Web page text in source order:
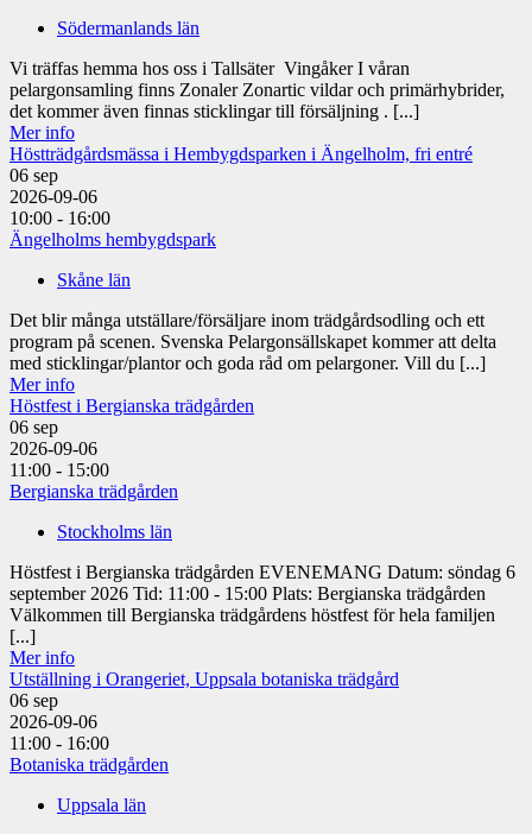
Södermanlands län
Vi träffas hemma hos oss i Tallsäter Vingåker I våran
pelargonsamling finns Zonaler Zonartic vildar och primärhybrider,
det kommer även finnas sticklingar till försäljning . [...]
Mer info
Höstträdgårdsmässa i Hembygdsparken i Ängelholm, fri entré
06 sep
2026-09-06
10:00 - 16:00
Ängelholms hembygdspark
Skåne län
Det blir många utställare/försäljare inom trädgårdsodling och ett
program på scenen. Svenska Pelargonsällskapet kommer att delta
med sticklingar/plantor och goda råd om pelargoner. Vill du [...]
Mer info
Höstfest i Bergianska trädgården
06 sep
2026-09-06
11:00 - 15:00
Bergianska trädgården
Stockholms län
Höstfest i Bergianska trädgården EVENEMANG Datum: söndag 6
september 2026 Tid: 11:00 - 15:00 Plats: Bergianska trädgården
Välkommen till Bergianska trädgårdens höstfest för hela familjen
[...]
Mer info
Utställning i Orangeriet, Uppsala botaniska trädgård
06 sep
2026-09-06
11:00 - 16:00
Botaniska trädgården
Uppsala län